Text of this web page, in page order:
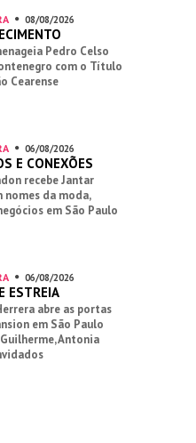
08/08/2026
Pedro Celso
com o Título
Cearense
06/08/2026
E CONEXÕES
recebe Jantar
nomes da moda,
em São Paulo
06/08/2026
ESTREIA
abre as portas
em São Paulo
Antonia